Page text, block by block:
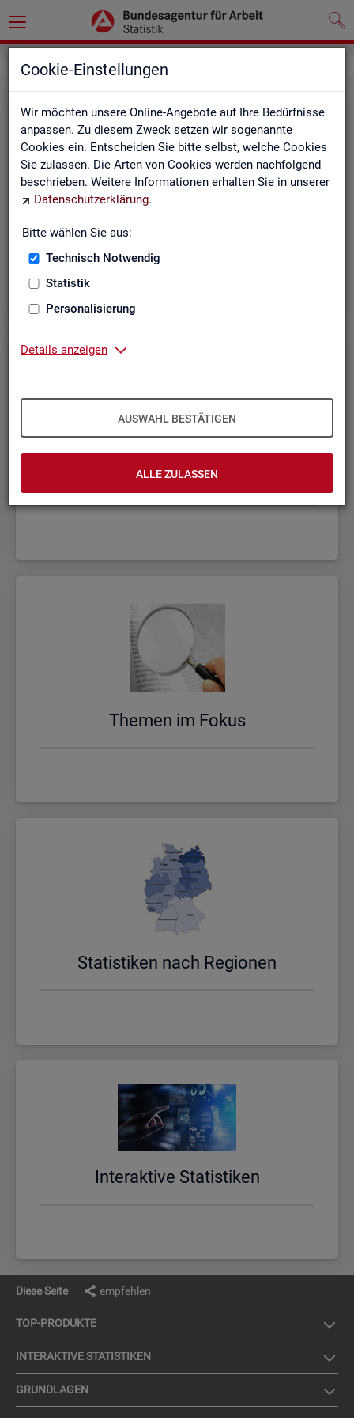
Cookie-Einstellungen
Wir möchten unsere Online-Angebote auf Ihre Bedürfnisse
anpassen. Zu diesem Zweck setzen wir sogenannte
Cookies ein. Entscheiden Sie bitte selbst, welche Cookies
Sie zulassen. Die Arten von Cookies werden nachfolgend
beschrieben. Weitere Informationen erhalten Sie in unserer
Datenschutzerklärung.
Bitte wählen Sie aus:
Technisch Notwendig
Statistik
Personalisierung
Details anzeigen
AUSWAHL BESTÄTIGEN
ALLE ZULASSEN
Rund­schau Ar­beits­markt
Fach­sta­tis­ti­ken
The­men im Fokus
Sta­tis­ti­ken nach Re­gio­nen
In­ter­ak­ti­ve Sta­tis­ti­ken
Diese Seite empfehlen
TOP-PRO­DUK­TE
IN­TER­AK­TI­VE STA­TIS­TI­KEN
GRUND­LA­GEN